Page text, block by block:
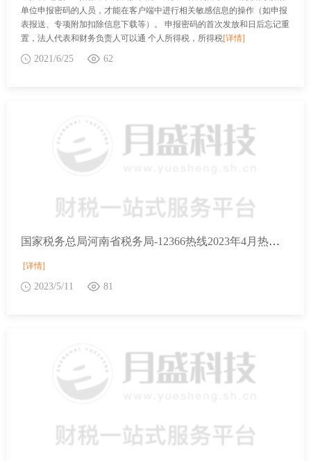
单位申报密码的人员，才能在客户端中进行相关敏感信息的操作（如申报
表报送、专项附加扣除信息下载等）。 申报密码的首次发放和日后忘记重
置，法人代表和财务负责人可以通 个人所得税，所得税[详情]
2021/6/25 62
国家税务总局河南省税务局-12366热线2023年4月热点问题
[详情]
2023/5/11 81